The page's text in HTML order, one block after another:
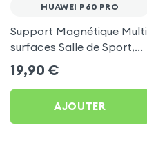
HUAWEI P60 PRO
Support Magnétique Multi
surfaces Salle de Sport,
frigo pour Huawei P60 Pro
19,90 €
AJOUTER